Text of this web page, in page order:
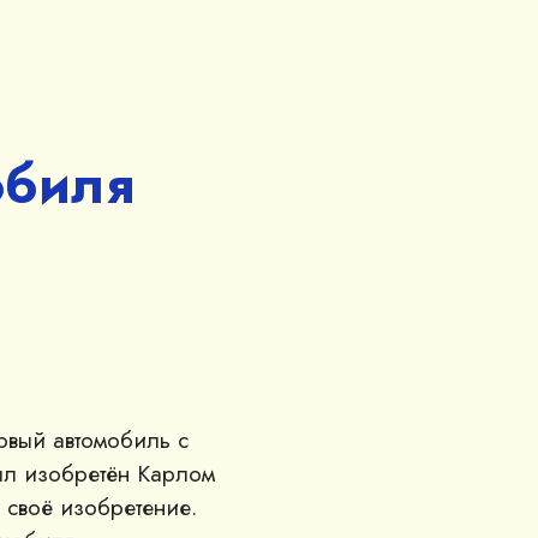
автомобиль с
изобретён Карлом
изобретение.